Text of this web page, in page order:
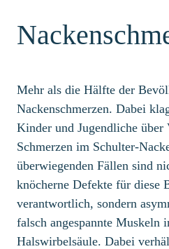
Mehr als die Hälfte der
Nackenschmerzen. Dabei
Kinder und Jugendliche über
Schmerzen im Schulter-
überwiegenden Fällen sind
knöcherne Defekte für diese
verantwortlich, sondern
falsch angespannte Muskeln
Halswirbelsäule. Dabei